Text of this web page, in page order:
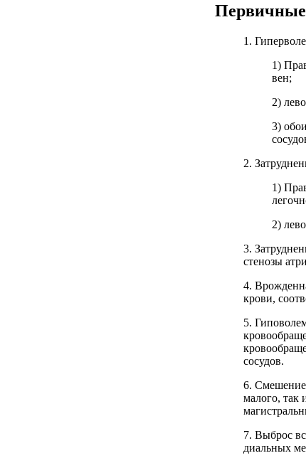
1.
1)
вен;
2)
3)
2.
1)
2)
3.
стенозы
4.
крови,
5.
сосудов.
6. Смешение
малого, так
7. Выброс
диальных